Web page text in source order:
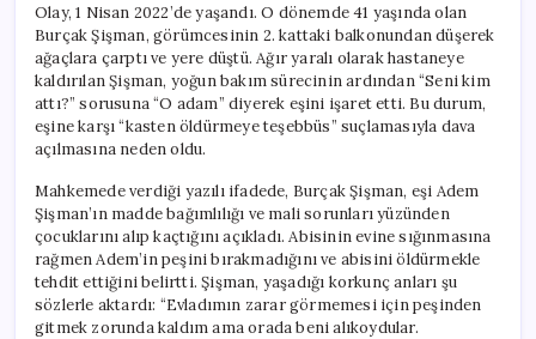
Olay, 1 Nisan 2022’de yaşandı. O dönemde 41 yaşında olan
Burçak Şişman, görümcesinin 2. kattaki balkonundan düşerek
ağaçlara çarptı ve yere düştü. Ağır yaralı olarak hastaneye
kaldırılan Şişman, yoğun bakım sürecinin ardından “Seni kim
attı?” sorusuna “O adam” diyerek eşini işaret etti. Bu durum,
eşine karşı “kasten öldürmeye teşebbüs” suçlamasıyla dava
açılmasına neden oldu.
Mahkemede verdiği yazılı ifadede, Burçak Şişman, eşi Adem
Şişman’ın madde bağımlılığı ve mali sorunları yüzünden
çocuklarını alıp kaçtığını açıkladı. Abisinin evine sığınmasına
rağmen Adem’in peşini bırakmadığını ve abisini öldürmekle
tehdit ettiğini belirtti. Şişman, yaşadığı korkunç anları şu
sözlerle aktardı: “Evladımın zarar görmemesi için peşinden
gitmek zorunda kaldım ama orada beni alıkoydular.